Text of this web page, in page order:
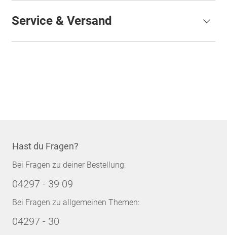
Service & Versand
Hast du Fragen?
Bei Fragen zu deiner Bestellung:
04297 - 39 09
Bei Fragen zu allgemeinen Themen:
04297 - 30